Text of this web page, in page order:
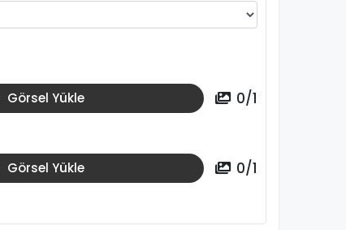
Görsel Yükle 0/1
Görsel Yükle 0/1